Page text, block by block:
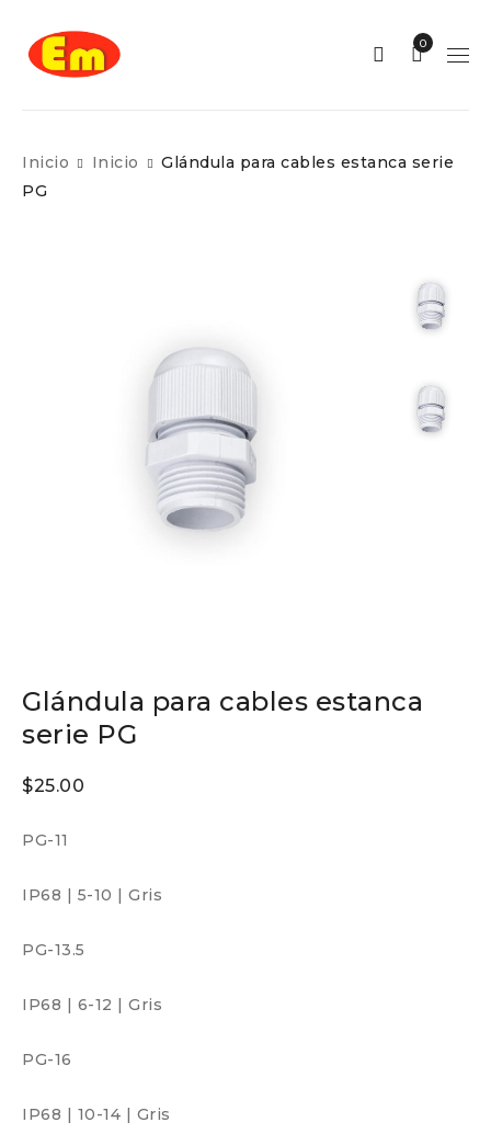
0
Inicio Inicio
Glándula para cables estanca serie
PG
Glándula para cables estanca
serie PG
$25.00
PG-11
IP68 | 5-10 | Gris
PG-13.5
IP68 | 6-12 | Gris
PG-16
IP68 | 10-14 | Gris